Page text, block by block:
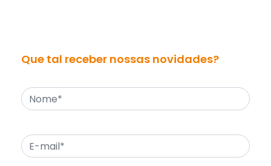
Que tal receber nossas novidades?